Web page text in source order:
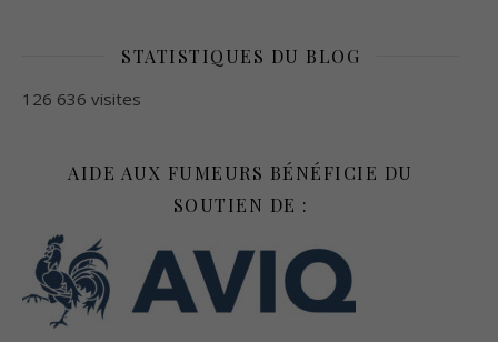
STATISTIQUES DU BLOG
126 636 visites
AIDE AUX FUMEURS BÉNÉFICIE DU
SOUTIEN DE :